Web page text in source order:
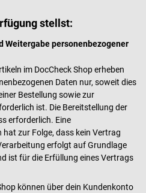
stellst:
Weitergabe personenbezogener
im DocCheck Shop erheben
Daten nur, soweit dies
Bestellung sowie zur
ist. Die Bereitstellung der
erforderlich. Eine
zur Folge, dass kein Vertrag
erfolgt auf Grundlage
ist für die Erfüllung eines Vertrags
können über dein Kundenkonto